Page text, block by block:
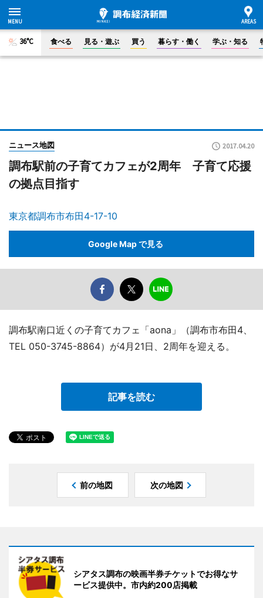
36°C 食べる 見る・遊ぶ 買う 暮らす・働く 学ぶ・知る
ニュース地図 2017.04.20
調布駅前の子育てカフェが2周年 子育て応援
の拠点目指す
東京都調布市布田4-17-10
Google Map で見る
調布駅南口近くの子育てカフェ「aona」（調布市布田4、
TEL 050-3745-8864）が4月21日、2周年を迎える。
記事を読む
前の地図 次の地図
シアタス調布の映画半券チケットでお得なサ
ービス提供中。市内約200店掲載